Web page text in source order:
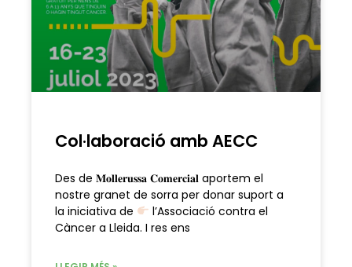
Col·laboració amb AECC
Des de 𝐌𝐨𝐥𝐥𝐞𝐫𝐮𝐬𝐬𝐚 𝐂𝐨𝐦𝐞𝐫𝐜𝐢𝐚𝐥 aportem el
nostre granet de sorra per donar suport a
la iniciativa de
l’Associació contra el
Càncer a Lleida. I res ens